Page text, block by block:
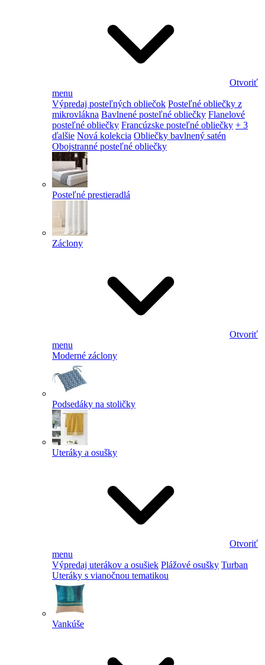
Otvoriť
menu
Výpredaj posteľných obliečok Posteľné obliečky z
mikrovlákna Bavlnené posteľné obliečky Flanelové
posteľné obliečky Francúzske posteľné obliečky + 3
ďalšie Nová kolekcia Obliečky bavlnený satén
Obojstranné posteľné obliečky
Posteľné prestieradlá
Záclony
Otvoriť
menu
Moderné záclony
Podsedáky na stoličky
Uteráky a osušky
Otvoriť
menu
Výpredaj uterákov a osušiek Plážové osušky Turban
Uteráky s vianočnou tematikou
Vankúše